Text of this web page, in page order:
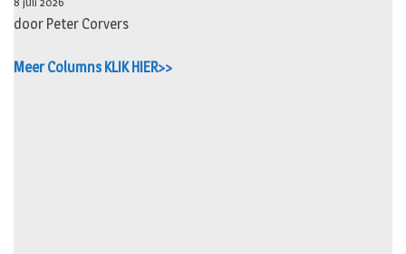
door Peter Corvers
Meer Columns KLIK HIER>>